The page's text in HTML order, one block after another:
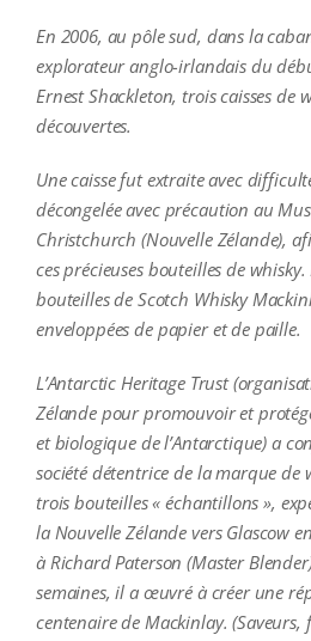
En 2006, au pôle sud, dans la
explorateur anglo-irlandais du
Ernest Shackleton, trois caisses de
découvertes.
Une caisse fut extraite avec
décongelée avec précaution au
Christchurch (Nouvelle Zélande),
ces précieuses bouteilles de
bouteilles de Scotch Whisky
enveloppées de papier et de paille.
L’Antarctic Heritage Trust
Zélande pour promouvoir et
et biologique de l’Antarctique) a
société détentrice de la marque de
trois bouteilles « échantillons »,
la Nouvelle Zélande vers Glascow
à Richard Paterson (Master
semaines, il a œuvré à créer une
centenaire de Mackinlay.